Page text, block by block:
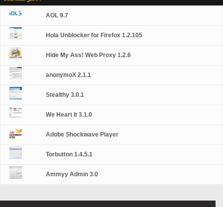
AOL 9.7
Hola Unblocker for Firefox 1.2.105
Hide My Ass! Web Proxy 1.2.6
anonymoX 2.1.1
Stealthy 3.0.1
We Heart It 3.1.0
Adobe Shockwave Player
Torbutton 1.4.5.1
Ammyy Admin 3.0